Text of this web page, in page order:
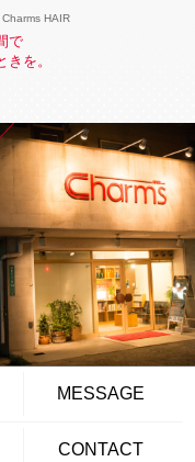
Charms HAIR
で
を。
MESSAGE
CONTACT